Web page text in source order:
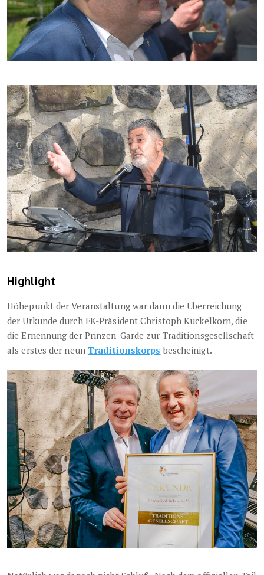
Highlight
Höhepunkt der Veranstaltung war dann die Überreichung
der Urkunde durch FK-Präsident Christoph Kuckelkorn, die
die Ernennung der Prinzen-Garde zur Traditionsgesellschaft
als erstes der neun Traditionskorps bescheinigt.